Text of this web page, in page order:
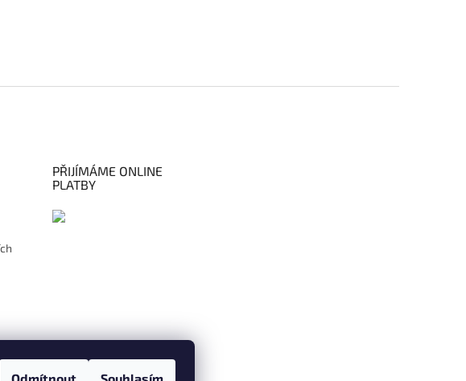
PŘIJÍMÁME ONLINE
PLATBY